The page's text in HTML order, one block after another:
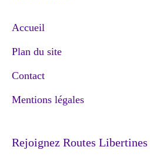
Accueil
Plan du site
Contact
Mentions légales
Rejoignez Routes Libertines